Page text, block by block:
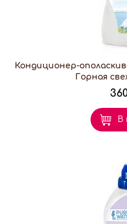
Кондиционер-
Горная
В